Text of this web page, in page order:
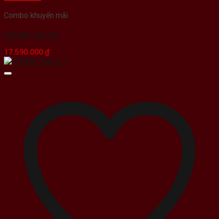
Combo khuyến mãi
COMBO SALE 8
17.590.000 ₫